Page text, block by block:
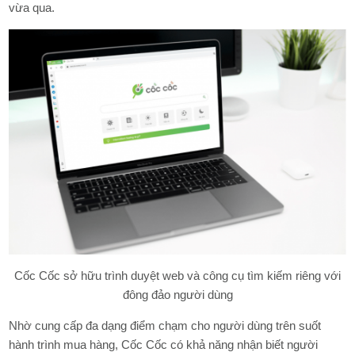
vừa qua.
Cốc Cốc sở hữu trình duyệt web và công cụ tìm kiếm riêng với
đông đảo người dùng
Nhờ cung cấp đa dạng điểm chạm cho người dùng trên suốt
hành trình mua hàng, Cốc Cốc có khả năng nhận biết người